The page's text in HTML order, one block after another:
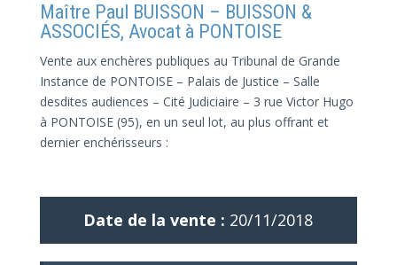
Maître Paul BUISSON – BUISSON &
ASSOCIÉS, Avocat à PONTOISE
Vente aux enchères publiques au Tribunal de Grande
Instance de PONTOISE – Palais de Justice – Salle
desdites audiences – Cité Judiciaire – 3 rue Victor Hugo
à PONTOISE (95), en un seul lot, au plus offrant et
dernier enchérisseurs :
Date de la vente : 20/11/2018